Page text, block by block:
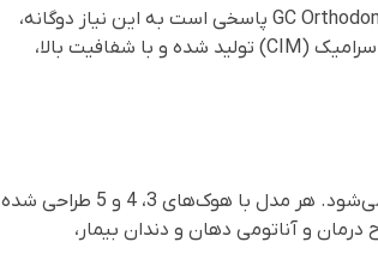
در دنیای امروز دندانپزشکی، زیبایی و عملکرد به‌طور هم‌زمان اهمیت یافته‌اند. براکت سرامیکی Chic از برند GC Orthodontics پاسخی است به این نیاز دوگانه،
ارائه‌دهنده ترکیبی از طراحی زیبا و عملکرد بالینی بی‌نقص. این براکت با استفاده از فناوری پیشرفته قالب‌گیری سرامیک (CIM) تولید شده و با شفافیت بالا،
براکت سرامیکی Chic در دو پریسکریپشن اصلی MBT و Roth و در دو سایز اسلات 0.018 و 0.022 اینچ عرضه می‌شود. هر مدل با هوک‌های 3، 4 و 5 طراحی شده
و آناتومی دهان و دندان بیمار،